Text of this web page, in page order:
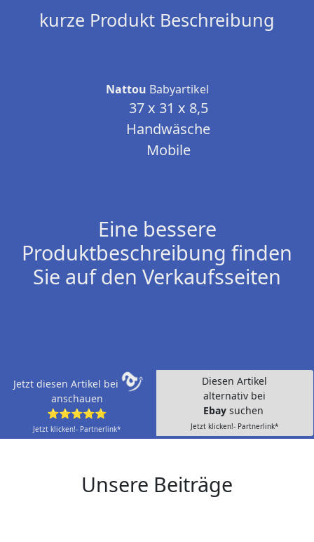
kurze Produkt Beschreibung
Nattou Babyartikel
37 x 31 x 8,5
Handwäsche
Mobile
Eine bessere
Produktbeschreibung finden
Sie auf den Verkaufsseiten
Jetzt diesen Artikel bei
anschauen
⭐⭐⭐⭐⭐
Jetzt klicken!- Partnerlink*
Diesen Artikel
alternativ bei
Ebay suchen
Jetzt klicken!- Partnerlink*
Unsere Beiträge